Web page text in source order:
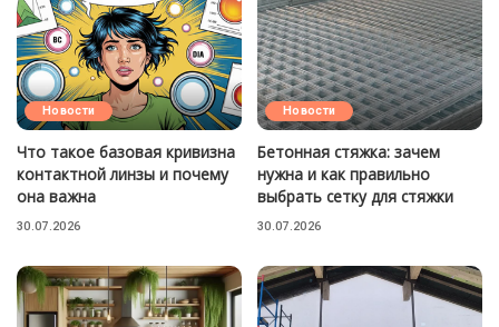
Новости
Что такое базовая кривизна
контактной линзы и почему
она важна
30.07.2026
Новости
Бетонная стяжка: зачем
нужна и как правильно
выбрать сетку для стяжки
30.07.2026